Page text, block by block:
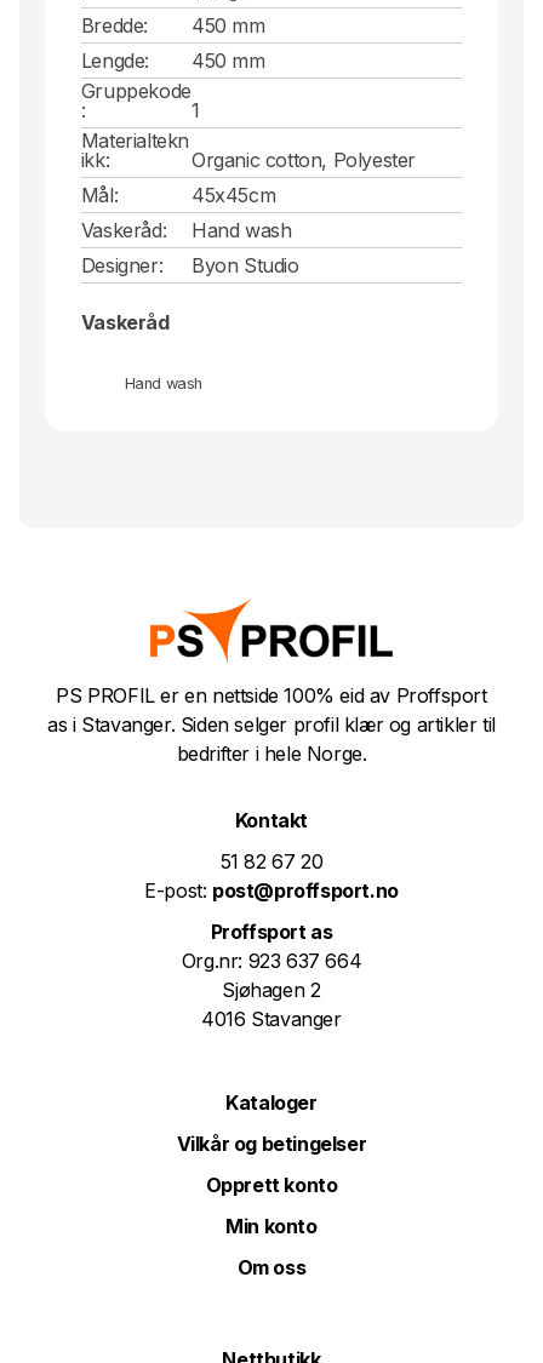
Bredde:
450 mm
Lengde:
450 mm
Gruppekode
:
1
Materialtekn
ikk:
Organic cotton, Polyester
Mål:
45x45cm
Vaskeråd:
Hand wash
Designer:
Byon Studio
Vaskeråd
Hand wash
PS PROFIL er en nettside 100% eid av Proffsport
as i Stavanger. Siden selger profil klær og artikler til
bedrifter i hele Norge.
Kontakt
51 82 67 20
E-post: post@proffsport.no
Proffsport as
Org.nr: 923 637 664
Sjøhagen 2
4016 Stavanger
Kataloger
Vilkår og betingelser
Opprett konto
Min konto
Om oss